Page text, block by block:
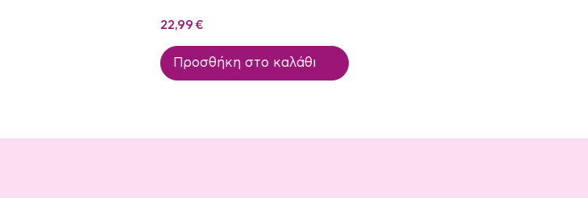
22,99 €
Προσθήκη στο καλάθι